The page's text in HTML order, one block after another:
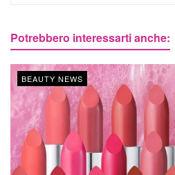
Potrebbero interessarti anche:
BEAUTY NEWS